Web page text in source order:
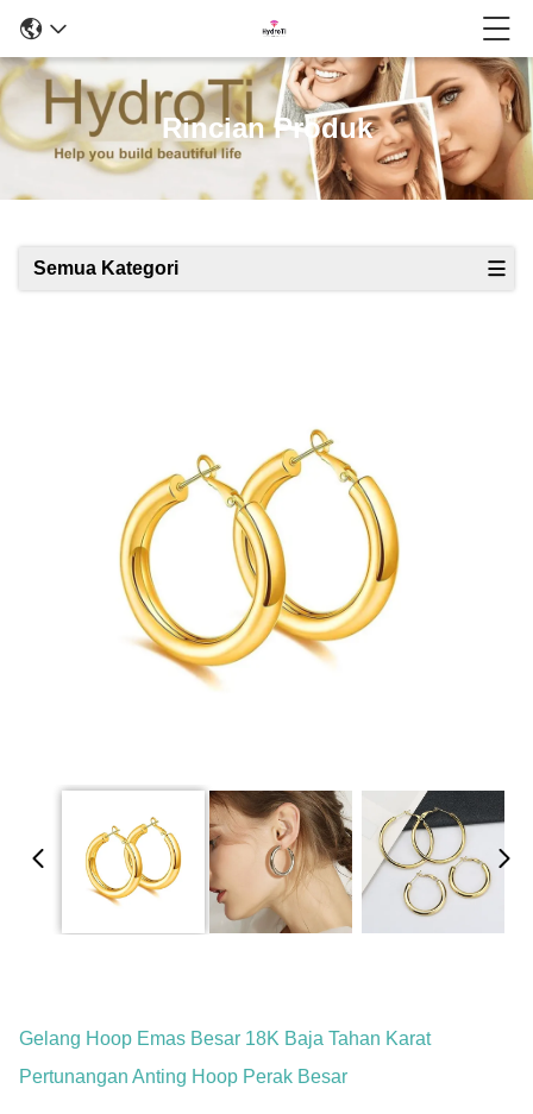
Rincian Produk
Semua Kategori
Gelang Hoop Emas Besar 18K Baja Tahan Karat
Pertunangan Anting Hoop Perak Besar